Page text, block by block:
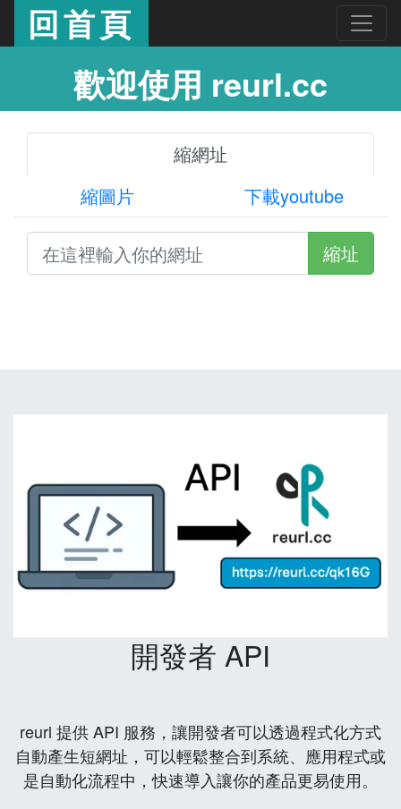
回首頁
歡迎使用 reurl.cc
縮網址
縮圖片
下載youtube
縮址
開發者 API
reurl 提供 API 服務，讓開發者可以透過程式化方式
自動產生短網址，可以輕鬆整合到系統、應用程式或
是自動化流程中，快速導入讓你的產品更易使用。